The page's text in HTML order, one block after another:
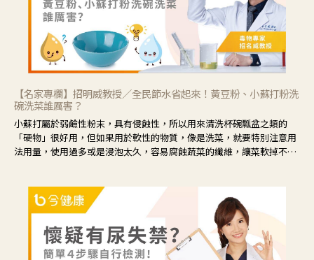
【名家專欄】招明威教授／全民節水省起來！黃豆粉、小蘇打粉洗
碗洗菜誰厲害？
小蘇打屬於弱鹼性粉末，具有侵蝕性，所以用來清洗杯碗瓢盆之類的
「硬物」很好用，但如果用於軟性的物質，像是洗菜，就要特別注意用
法用量，使用過多或是浸泡太久，容易腐蝕蔬菜的纖維，讓菜軟掉不清